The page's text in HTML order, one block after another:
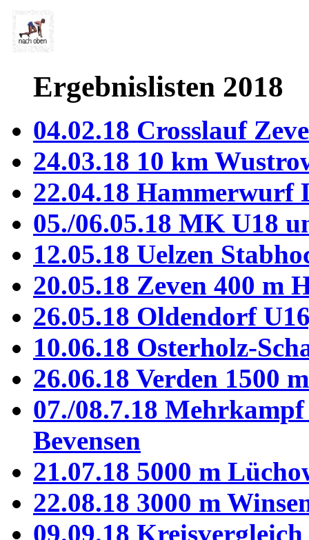
Ergebnislisten 2018
04.02.18 Crosslauf
24.03.18 10 km
22.04.18 Hammerwurf
05./06.05.18 MK U18
12.05.18 Uelzen
20.05.18 Zeven 400 m
26.05.18 Oldendorf
10.06.18 Osterholz-
26.06.18 Verden 1500
07./08.7.18
Bevensen
21.07.18 5000 m
22.08.18 3000 m
09.09.18